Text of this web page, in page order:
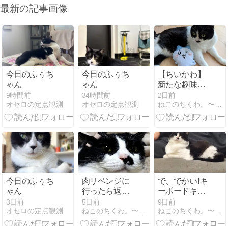
最新の記事画像
今日のふぅち
ゃん
9時間前
オセロの定点観測
今日のふぅち
ゃん
34時間前
オセロの定点観測
【ちいかわ】
新たな趣味に
できるか！？
マスコットを
手作りしてみ
2日前
今日のふぅち
ゃん
3日前
オセロの定点観測
肉リベンジに
行ったら返り
討ちにあった
5日前
で、でかい❗キ
ーボードキー
ホルダー✨
9日前